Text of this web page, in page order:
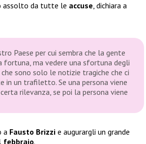
assolto da tutte le accuse, dichiara a
Paese per cui sembra che la gente
fortuna, ma vedere una sfortuna degli
sono solo le notizie tragiche che ci
in un trafiletto. Se una persona viene
rilevanza, se poi la persona viene
a Fausto Brizzi e augurargli un grande
febbraio.